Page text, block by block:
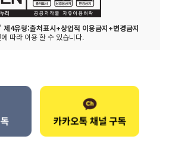
제4유형:출처표시+상업적 이용금지+변경금지
따라 이용 할 수 있습니다.